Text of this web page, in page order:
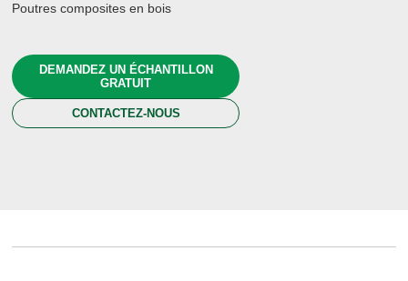
Poutres composites en bois
DEMANDEZ UN ÉCHANTILLON
GRATUIT
CONTACTEZ-NOUS